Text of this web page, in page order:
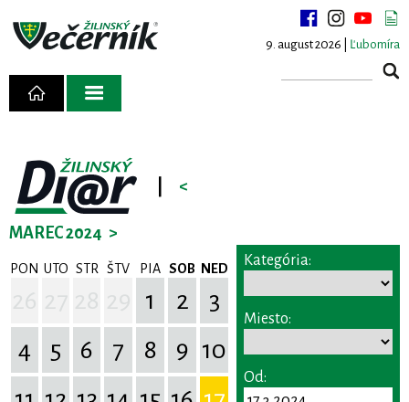
9. august 2026 | Ľubomíra
<
MAREC 2024 >
PON UTO STR ŠTV PIA SOB NED
1 2
3
4
5 6 7 8 9 10
Kategória:
Miesto:
Od: